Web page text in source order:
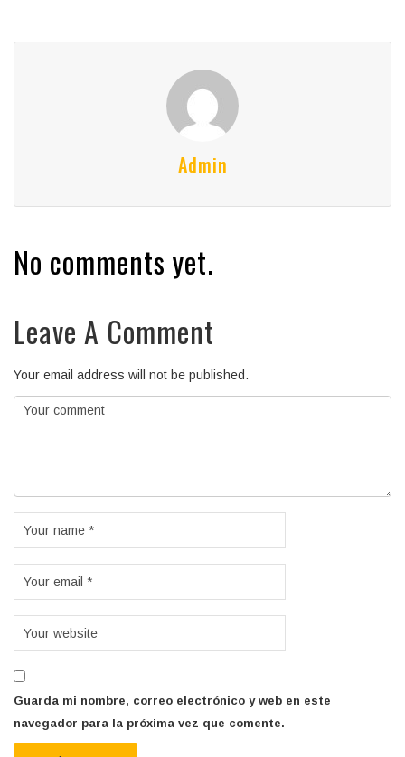
Admin
No comments yet.
Leave A Comment
Your email address will not be published.
Guarda mi nombre, correo electrónico y web en este
navegador para la próxima vez que comente.